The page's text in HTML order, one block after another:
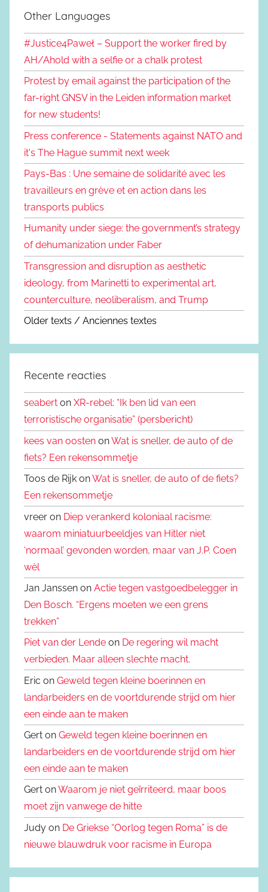
Other Languages
#Justice4Paweł – Support the worker fired by
AH/Ahold with a selfie or a chalk protest
Protest by email against the participation of the
far-right GNSV in the Leiden information market
for new students!
Press conference - Statements against NATO and
it's The Hague summit next week
Pays-Bas : Une semaine de solidarité avec les
travailleurs en grève et en action dans les
transports publics
Humanity under siege: the government’s strategy
of dehumanization under Faber
Transgression and disruption as aesthetic
ideology, from Marinetti to experimental art,
counterculture, neoliberalism, and Trump
Older texts / Anciennes textes
Recente reacties
seabert on XR-rebel: “Ik ben lid van een
terroristische organisatie” (persbericht)
kees van oosten onWat is sneller, de auto of de
fiets? Een rekensommetje
Toos de Rijk onWat is sneller, de auto of de fiets?
Een rekensommetje
vreer on Diep verankerd koloniaal racisme:
waarom miniatuurbeeldjes van Hitler niet
‘normaal’ gevonden worden, maar van J.P. Coen
wèl
Jan Janssen on Actie tegen vastgoedbelegger in
Den Bosch. “Ergens moeten we een grens
trekken”
Piet van der Lende on De regering wil macht
verbieden. Maar alleen slechte macht.
Eric on Geweld tegen kleine boerinnen en
landarbeiders en de voortdurende strijd om hier
een einde aan te maken
Gert on Geweld tegen kleine boerinnen en
landarbeiders en de voortdurende strijd om hier
een einde aan te maken
Gert onWaarom je niet geïrriteerd, maar boos
moet zijn vanwege de hitte
Judy on De Griekse “Oorlog tegen Roma” is de
nieuwe blauwdruk voor racisme in Europa